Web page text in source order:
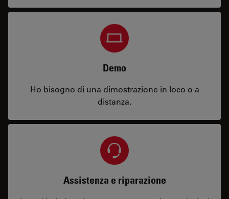
Demo
Ho bisogno di una dimostrazione in loco o a
distanza.
Assistenza e riparazione